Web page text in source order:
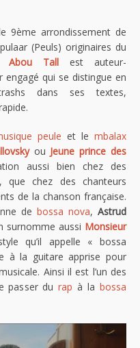
9ème arrondissement de
(Peuls) originaires du
Abou Tallest auteur-
qui se distingue en
dans ses textes,
peule et lembalax
ou Jeune prince des
aussi bien chez des
que chez des chanteurs
de la chanson française.
de bossa nova, Astrud
surnomme aussi Monsieur
qu’il appelle « bossa
à la guitare apprise pour
Ainsi il est l’un des
passer durap à labossa